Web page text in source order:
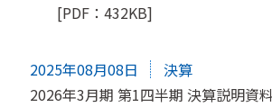
[PDF：432KB]
2025年08月08日
決算
2026年3月期 第1四半期 決算説明資料